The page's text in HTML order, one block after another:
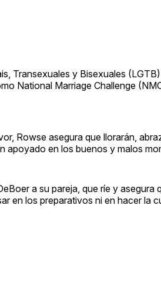
Transexuales y Bisexuales
National Marriage Challenge
Rowse asegura que llorarán,
apoyado en los buenos y malos
a su pareja, que ríe y asegura
en los preparativos ni en hacer la